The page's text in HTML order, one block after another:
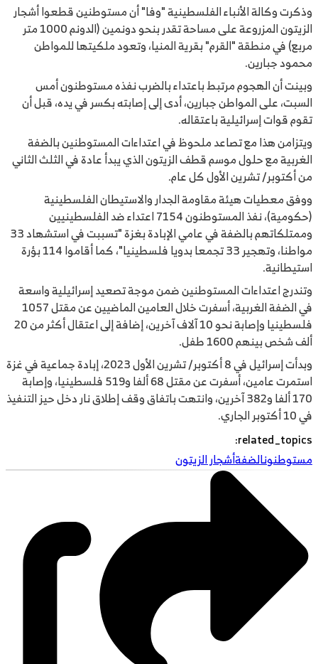
وذكرت وكالة الأنباء الفلسطينية "وفا" أن مستوطنين قطعوا أشجار
الزيتون المزروعة على مساحة تقدر بنحو دونمين (الدونم 1000 متر
مربع) في منطقة "القرم" بقرية المنيا، وتعود ملكيتها للمواطن
محمود جبارين.
وبينت أن الهجوم مرتبط باعتداء بالضرب نفذه مستوطنون أمس
السبت، على المواطن جبارين، أدى إلى إصابته بكسر في يده، قبل أن
تقوم قوات إسرائيلية باعتقاله.
ويتزامن هذا مع تصاعد ملحوظ في اعتداءات المستوطنين بالضفة
الغربية مع حلول موسم قطف الزيتون الذي يبدأ عادة في الثلث الثاني
من أكتوبر/ تشرين الأول كل عام.
ووفق معطيات هيئة مقاومة الجدار والاستيطان الفلسطينية
(حكومية)، نفذ المستوطنون 7154 اعتداء ضد الفلسطينيين
وممتلكاتهم بالضفة في عامي الإبادة بغزة "تسببت في استشهاد 33
مواطنا، وتهجير 33 تجمعا بدويا فلسطينيا"، كما أقاموا 114 بؤرة
استيطانية.
وتندرج اعتداءات المستوطنين ضمن موجة تصعيد إسرائيلية واسعة
في الضفة الغربية، أسفرت خلال العامين الماضيين عن مقتل 1057
فلسطينيا وإصابة نحو 10 آلاف آخرين، إضافة إلى اعتقال أكثر من 20
ألف شخص بينهم 1600 طفل.
وبدأت إسرائيل في 8 أكتوبر/ تشرين الأول 2023، إبادة جماعية في غزة
استمرت عامين، أسفرت عن مقتل 68 ألفا و519 فلسطينيا، وإصابة
170 ألفا و382 آخرين، وانتهت باتفاق وقف إطلاق نار دخل حيز التنفيذ
في 10 أكتوبر الجاري.
related_topics
:
مستوطنونالضفةأشجار الزيتون